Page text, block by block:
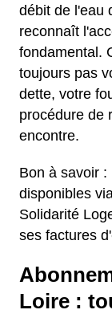
débit de l'eau
reconnaît
fondamental.
toujours pas
dette, votre
procédure de
encontre.
Bon à savoir
disponibles
Solidarité
ses factures
Loire :